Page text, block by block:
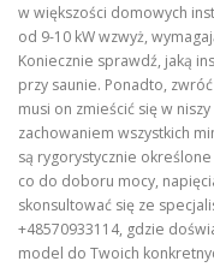
w większości domowych
od 9-10 kW wzwyż,
Koniecznie sprawdź, jaką
przy saunie. Ponadto,
musi on zmieścić się w
zachowaniem wszystkich
są rygorystycznie
co do doboru mocy,
skonsultować się ze
+48570933114, gdzie
model do Twoich